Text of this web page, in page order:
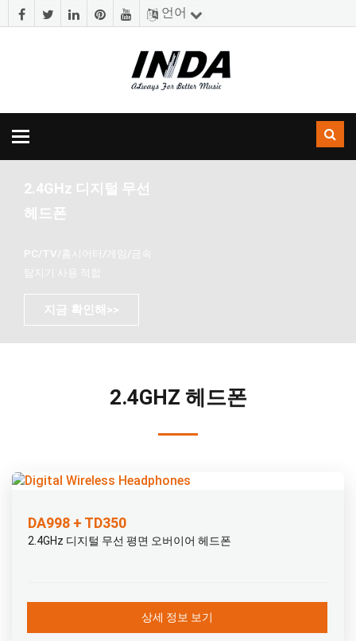
언어
토
비
게
2.4GHz 디지털 무선
헤드폰
PC/TV/홈시어터/게임/금속
탐지기 사용 적합
지금 확인해>>
2.4GHZ 헤드폰
DA998 + TD350
2.4GHz 디지털 무선 평면 오버이어 헤드폰
상세 정보 보기